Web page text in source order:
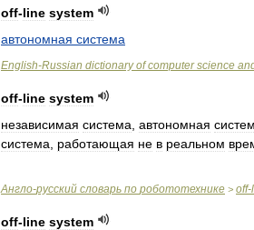
off-line system
автономная система
English-Russian dictionary of computer science
off-line system
независимая система автономная
система
работающая не в реальном
Англо-русский словарь по робототехнике > off-
off-line system